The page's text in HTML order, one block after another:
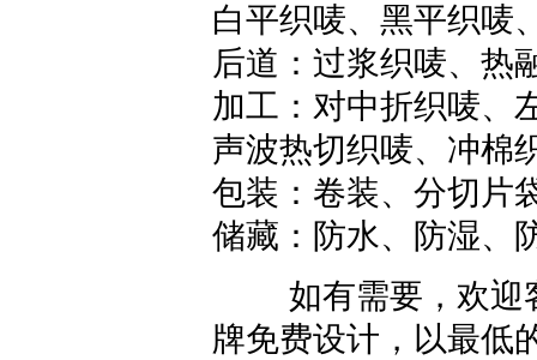
白平织唛、黑平织唛
后道：过浆织唛、热
加工：对中折织唛、
声波热切织唛、冲棉
包装：卷装、分切片
储藏：防水、防湿、
如有需要，欢迎客
牌免费设计，以最低